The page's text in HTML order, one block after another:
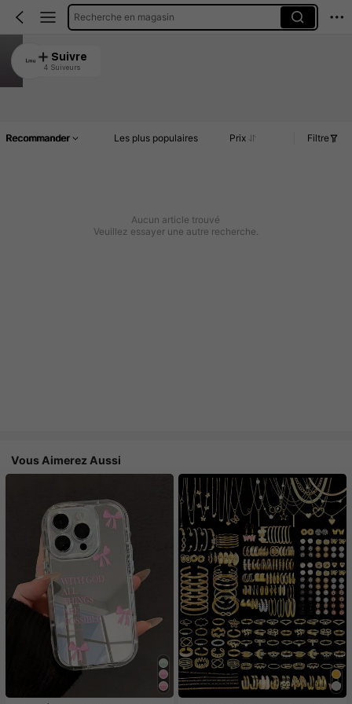
Recherche en magasin
Lmu
4.99
Suivre
4 Suiveurs
Recommander Les plus populaires Prix Filtre
Aucun article trouvé
Veuillez essayer une autre recherche.
Vous Aimerez Aussi